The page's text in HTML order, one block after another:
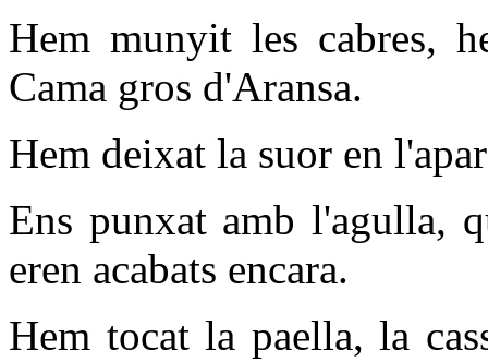
Hem munyit les cabres,
Cama gros d'Aransa.
Hem deixat la suor en
Ens punxat amb l'agulla,
eren acabats encara.
Hem tocat la paella, la